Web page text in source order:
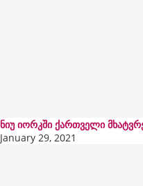
ნიუ იორკში ქართველი
January 29, 2021